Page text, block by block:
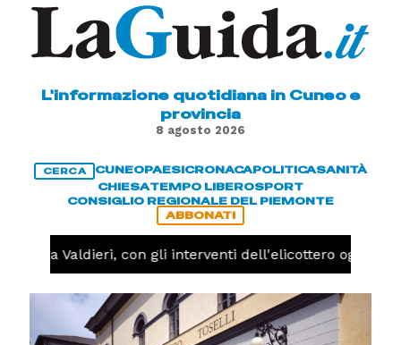
L'informazione quotidiana in Cuneo e
provincia
8 agosto 2026
CERCA CUNEOPAESICRONACAPOLITICASANITÀ
CHIESATEMPO LIBEROSPORT
CONSIGLIO REGIONALE DEL PIEMONTE
ABBONATI
a Valdieri, con gli interventi dell'elicottero oggi